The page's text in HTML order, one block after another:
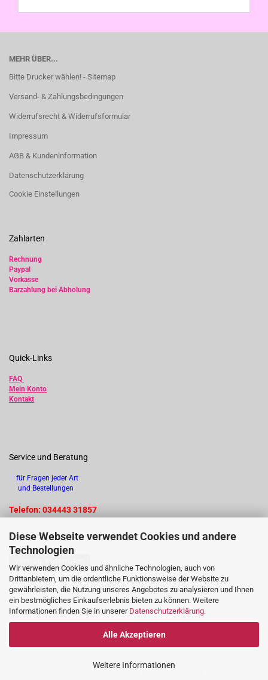
Diese Webseite verwendet Cookies und andere
Technologien
Wir verwenden Cookies und ähnliche Technologien, auch von
Drittanbietern, um die ordentliche Funktionsweise der Website zu
gewährleisten, die Nutzung unseres Angebotes zu analysieren und Ihnen
ein bestmögliches Einkaufserlebnis bieten zu können. Weitere
Informationen finden Sie in unserer Datenschutzerklärung.
Alle Akzeptieren
Weitere Informationen
MEHR ÜBER...
Bitte Drucker wählen! - Sitemap
Versand- & Zahlungsbedingungen
Widerrufsrecht & Widerrufsformular
Impressum
AGB & Kundeninformation
Datenschutzerklärung
Cookie Einstellungen
Zahlarten
Rechnung
Paypal
Vorkasse
Barzahlung bei Abholung
Quick-Links
FAQ
Mein Konto
Kontakt
Service und Beratung
für Fragen jeder Art
und Bestellungen
Telefon: 034443 31857